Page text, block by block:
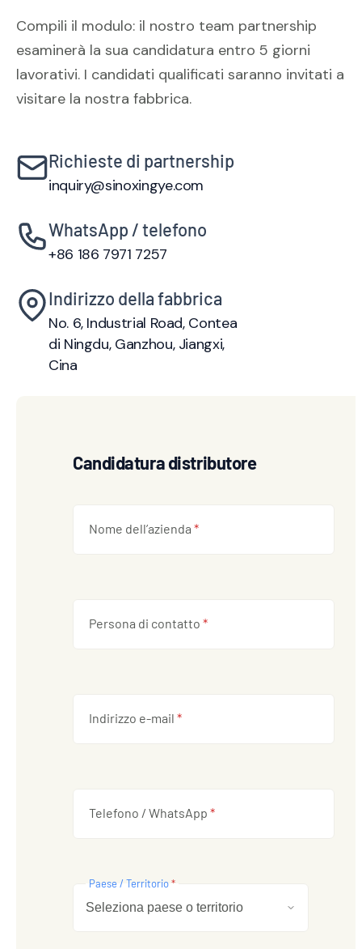
Compili il modulo: il nostro team partnership
esaminerà la sua candidatura entro 5 giorni
lavorativi. I candidati qualificati saranno invitati a
visitare la nostra fabbrica.
Richieste di partnership
inquiry@sinoxingye.com
WhatsApp / telefono
+86 186 7971 7257
Indirizzo della fabbrica
No. 6, Industrial Road, Contea
di Ningdu, Ganzhou, Jiangxi,
Cina
Candidatura distributore
Nome dell’azienda *
Persona di contatto *
Indirizzo e-mail *
Telefono / WhatsApp *
Paese / Territorio*